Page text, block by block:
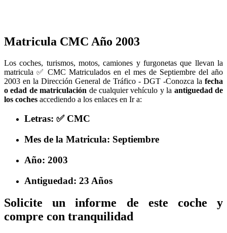
Matricula CMC Año 2003
Los coches, turismos, motos, camiones y furgonetas que llevan la
matricula ✅ CMC Matriculados en el mes de Septiembre del año
2003 en la Dirección General de Tráfico - DGT -Conozca la fecha
o edad de matriculación de cualquier vehículo y la antiguedad de
los coches accediendo a los enlaces en Ir a:
Letras: ✅ CMC
Mes de la Matricula: Septiembre
Año: 2003
Antiguedad: 23 Años
Solicite un informe de este coche y
compre con tranquilidad